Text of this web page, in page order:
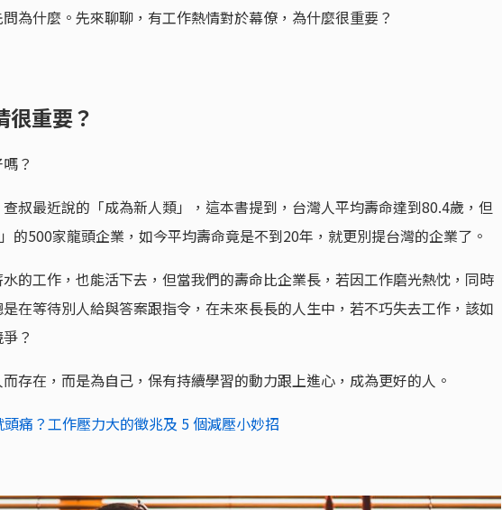
為什麼。先來聊聊，有工作熱情對於幕僚，為什麼很重要？
很重要？
？
叔最近說的「成為新人類」，這本書提到，台灣人平均壽命達到80.4歲，但
的500家龍頭企業，如今平均壽命竟是不到20年，就更別提台灣的企業了。
的工作，也能活下去，但當我們的壽命比企業長，若因工作磨光熱忱，同時
在等待別人給與答案跟指令，在未來長長的人生中，若不巧失去工作，該如
？
存在，而是為自己，保有持續學習的動力跟上進心，成為更好的人。
痛？工作壓力大的徵兆及 5 個減壓小妙招